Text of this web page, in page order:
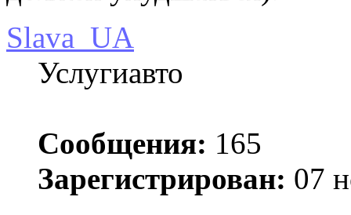
Slava_UA
Услугиавто
Сообщения: 165
Зарегистрирован: 07